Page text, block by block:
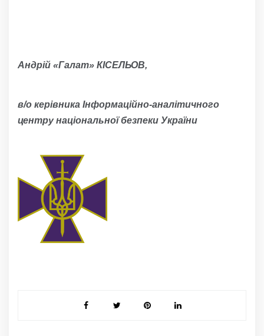
Андрій «Галат» КІСЕЛЬОВ,
в/о керівника Інформаційно-аналітичного
центру національної безпеки України